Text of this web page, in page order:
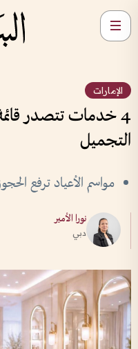
الإمارات
4 خدمات تتصدر
التجميل
مواسم الأعياد ترفع الحجوزات
نورا الأمير
دبي